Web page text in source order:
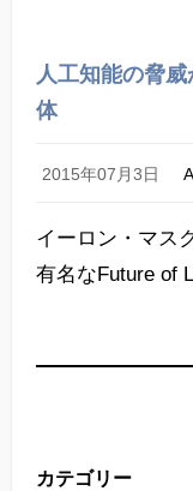
人工知能の脅
体
2015年07月3日
イーロン・マス
有名なFuture of
カテゴリー